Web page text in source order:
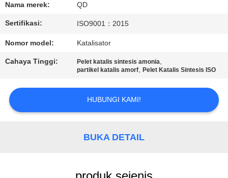
HUBUNGI
BERITA
KASUS
Nama merek: QD
Sertifikasi: ISO9001：2015
Nomor model: Katalisator
Cahaya Tinggi: Pelet katalis sintesis amonia,
partikel katalis amorf,Pelet Katalis Sintesis ISO
HUBUNGI KAMI!
BUKA DETAIL